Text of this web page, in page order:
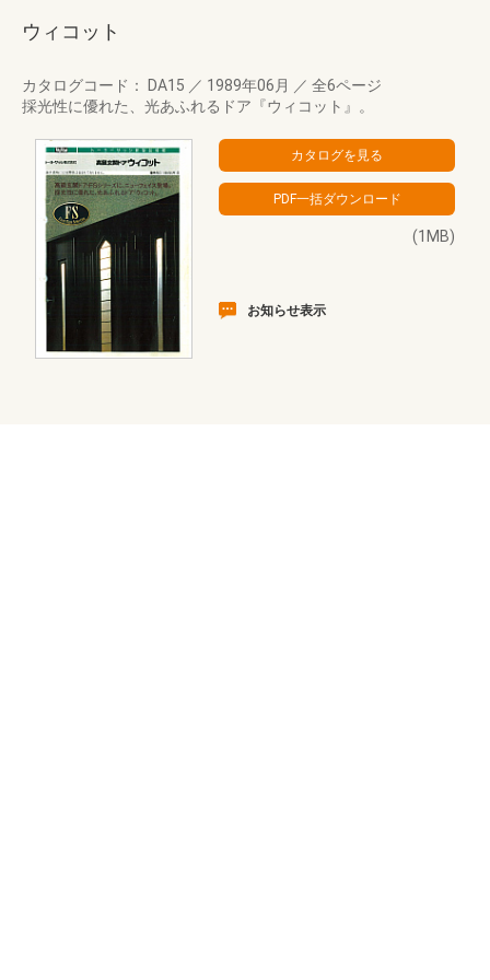
ウィコット
カタログコード： DA15 ／ 1989年06月 ／ 全6ページ
採光性に優れた、光あふれるドア『ウィコット』。
(1MB)
お知らせ表示